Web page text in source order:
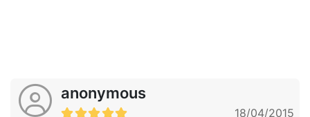
anonymous
18/04/2015